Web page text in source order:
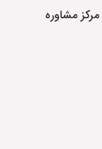
مرکز مشاوره